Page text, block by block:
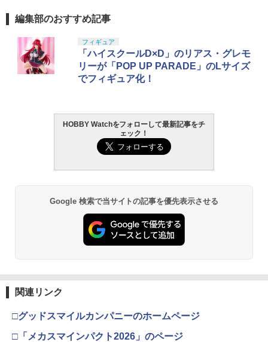
編集部のおすすめ記事
フィギュア
「ハイスクールD×D」のリアス・グレモ
リーが「POP UP PARADE」のLサイズ
でフィギュア化！
HOBBY Watchをフォローして最新記事をチ
ェック！
Google 検索で当サイトの記事を優先表示させる
関連リンク
□グッドスマイルカンパニーのホームページ
□「メカスマインパクト2026」のページ